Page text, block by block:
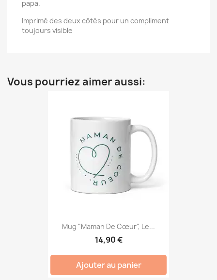
papa.
Imprimé des deux côtés pour un compliment
toujours visible
Vous pourriez aimer aussi:
Mug "Maman De Cœur", Le...
14,90 €
Ajouter au panier